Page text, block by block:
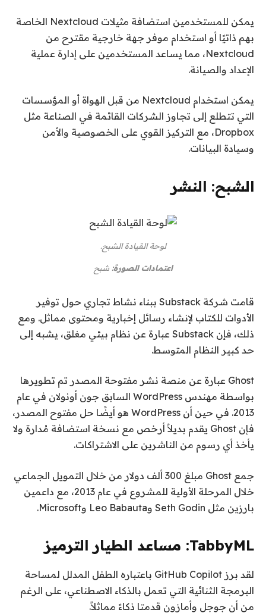
يمكن للمستخدمين استضافة مثيلات Nextcloud الخاصة
بهم ذاتيًا أو استخدام موفر جهة خارجية مقترح من
Nextcloud، مما يساعد المستخدمين على إدارة عملية
الإعداد والصيانة.
يمكن استخدام Nextcloud من قبل الهواة أو المؤسسات
التي تتطلع إلى تجاوز الشركات القائمة في الصناعة مثل
Dropbox، مع التركيز القوي على الخصوصية والأمن
وسيادة البيانات.
الشبح: النشر
لوحة القيادة الشبح.
اعتمادات الصورة: شبح
قامت شركة Substack ببناء نشاط تجاري حول توفير
الأدوات للكتاب لإنشاء رسائل إخبارية ومحتوى مماثل. ومع
ذلك، فإن Substack عبارة عن نظام بيئي مغلق، يشبه إلى
حد كبير النظام المتوسط.
Ghost عبارة عن منصة نشر مفتوحة المصدر تم تطويرها
بواسطة مهندس WordPress السابق جون أونولان في عام
2013. في حين أن WordPress هو أيضًا حل مفتوح المصدر،
فإن Ghost يقدم بديلاً أرخص مع نسخة استضافة مُدارة ولا
يأخذ أي رسوم من الناشرين على الاشتراكات.
جمع Ghost مبلغ 300 ألف دولار من خلال التمويل الجماعي
خلال المرحلة الأولية للمشروع في عام 2013، مع داعمين
بارزين مثل Seth Godin وLeo Babauta وMicrosoft.
TabbyML: مساعد الطيار الترميز
لقد برز GitHub Copilot باعتباره الطفل المدلل لمساحة
البرمجة الثنائية التي تعمل بالذكاء الاصطناعي، على الرغم
من أن جوجل وأمازون قدمتا ذكاءً مماثلاً.